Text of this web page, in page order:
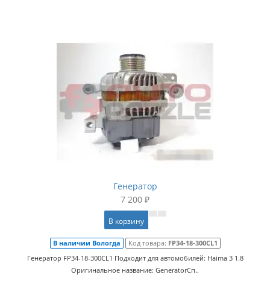
Генератор
7 200 ₽
В корзину
В наличии Вологда Код товара: FP34-18-300CL1
Генератор FP34-18-300CL1 Подходит для автомобилей: Haima 3 1.8
Оригинальное название: GeneratorСп..